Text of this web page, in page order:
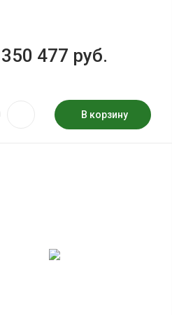
350 477 руб.
В корзину